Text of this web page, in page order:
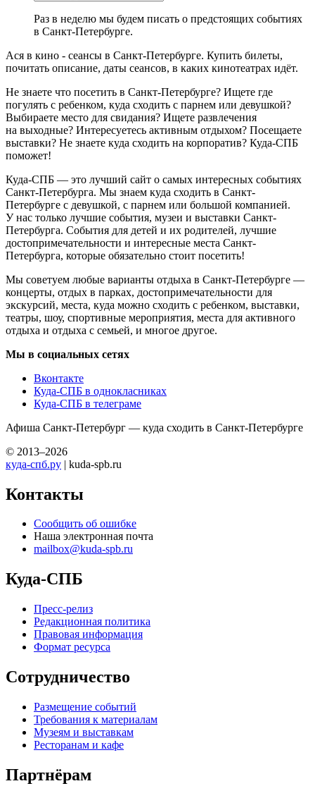
Раз в неделю мы будем писать о предстоящих событиях
в Санкт-Петербурге.
Ася в кино - сеансы в Санкт-Петербурге. Купить билеты,
почитать описание, даты сеансов, в каких кинотеатрах идёт.
Не знаете что посетить в Санкт-Петербурге? Ищете где
погулять с ребенком, куда сходить с парнем или девушкой?
Выбираете место для свидания? Ищете развлечения
на выходные? Интересуетесь активным отдыхом? Посещаете
выставки? Не знаете куда сходить на корпоратив? Куда-СПБ
поможет!
Куда-СПБ — это лучший сайт о самых интересных событиях
Санкт-Петербурга. Мы знаем куда сходить в Санкт-
Петербурге с девушкой, с парнем или большой компанией.
У нас только лучшие события, музеи и выставки Санкт-
Петербурга. События для детей и их родителей, лучшие
достопримечательности и интересные места Санкт-
Петербурга, которые обязательно стоит посетить!
Мы советуем любые варианты отдыха в Санкт-Петербурге —
концерты, отдых в парках, достопримечательности для
экскурсий, места, куда можно сходить с ребенком, выставки,
театры, шоу, спортивные мероприятия, места для активного
отдыха и отдыха с семьей, и многое другое.
Мы в социальных сетях
Вконтакте
Куда-СПБ в однокласниках
Куда-СПБ в телеграме
Афиша Санкт-Петербург — куда сходить в Санкт-Петербурге
© 2013–2026
куда-спб.ру | kuda-spb.ru
Контакты
Сообщить об ошибке
Наша электронная почта
mailbox@kuda-spb.ru
Куда-СПБ
Пресс-релиз
Редакционная политика
Правовая информация
Формат ресурса
Сотрудничество
Размещение событий
Требования к материалам
Музеям и выставкам
Ресторанам и кафе
Партнёрам